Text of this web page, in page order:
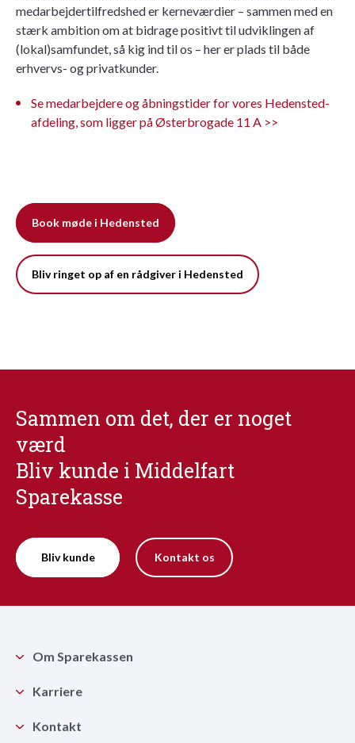
medarbejdertilfredshed er kerneværdier – sammen med en
stærk ambition om at bidrage positivt til udviklingen af
(lokal)samfundet, så kig ind til os – her er plads til både
erhvervs- og privatkunder.
Se medarbejdere og åbningstider for vores Hedensted-
afdeling, som ligger på Østerbrogade 11 A >>
Book møde i Hedensted
Bliv ringet op af en rådgiver i Hedensted
Sammen om det, der er noget
værd
Bliv kunde i Middelfart
Sparekasse
Bliv kunde Kontakt os
Om Sparekassen
Karriere
Kontakt